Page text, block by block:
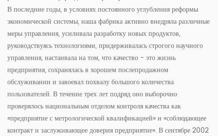
В последние годы, в условиях постоянного углубления реформы
экономической системы, наша фабрика активно внедряла различные
меры управления, усиливала разработку новых продуктов,
руководствуясь технологиями, придерживалась строгого научного
управления, настаивала на том, что качество - это жизнь
предприятия, сохранялась в хорошем послепродажном
обслуживании и завоевал похвалу большого количества
пользователей. В течение трех лет подряд оно выборочно
проверялось национальным отделом контроля качества как
«предприятие с метрологической квалификацией» и «соблюдающее
контракт и заслуживающее доверия предприятие». В сентябре 2002